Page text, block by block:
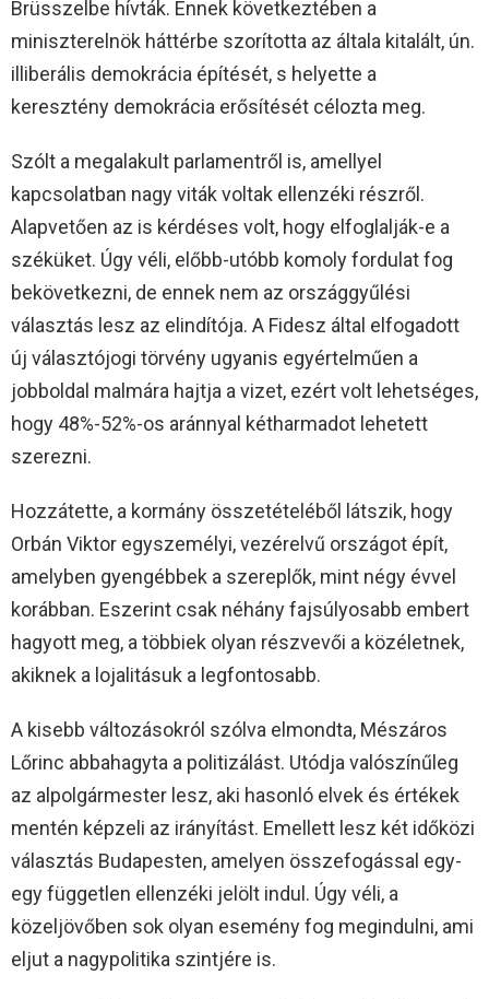
Brüsszelbe hívták. Ennek következtében a
miniszterelnök háttérbe szorította az általa kitalált, ún.
illiberális demokrácia építését, s helyette a
keresztény demokrácia erősítését célozta meg.
Szólt a megalakult parlamentről is, amellyel
kapcsolatban nagy viták voltak ellenzéki részről.
Alapvetően az is kérdéses volt, hogy elfoglalják-e a
széküket. Úgy véli, előbb-utóbb komoly fordulat fog
bekövetkezni, de ennek nem az országgyűlési
választás lesz az elindítója. A Fidesz által elfogadott
új választójogi törvény ugyanis egyértelműen a
jobboldal malmára hajtja a vizet, ezért volt lehetséges,
hogy 48%-52%-os aránnyal kétharmadot lehetett
szerezni.
Hozzátette, a kormány összetételéből látszik, hogy
Orbán Viktor egyszemélyi, vezérelvű országot épít,
amelyben gyengébbek a szereplők, mint négy évvel
korábban. Eszerint csak néhány fajsúlyosabb embert
hagyott meg, a többiek olyan részvevői a közéletnek,
akiknek a lojalitásuk a legfontosabb.
A kisebb változásokról szólva elmondta, Mészáros
Lőrinc abbahagyta a politizálást. Utódja valószínűleg
az alpolgármester lesz, aki hasonló elvek és értékek
mentén képzeli az irányítást. Emellett lesz két időközi
választás Budapesten, amelyen összefogással egy-
egy független ellenzéki jelölt indul. Úgy véli, a
közeljövőben sok olyan esemény fog megindulni, ami
eljut a nagypolitika szintjére is.